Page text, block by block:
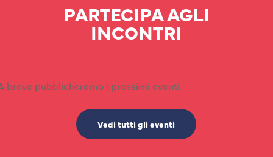
PARTECIPA AGLI
INCONTRI
breve pubblicheremo i prossimi eventi
Vedi tutti gli eventi